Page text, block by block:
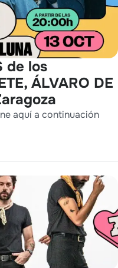
de los
ÁLVARO DE
aquí a continuación